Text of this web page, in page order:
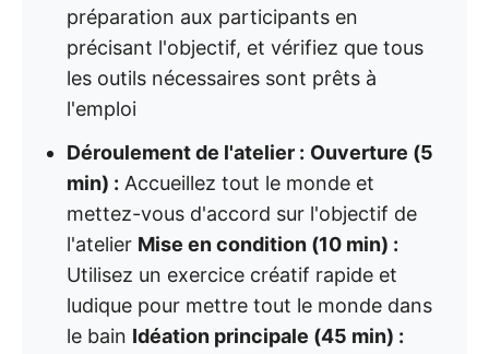
préparation aux participants en
précisant l'objectif, et vérifiez que tous
les outils nécessaires sont prêts à
l'emploi
Déroulement de l'atelier : Ouverture (5
min) : Accueillez tout le monde et
mettez-vous d'accord sur l'objectif de
l'atelier Mise en condition (10 min) :
Utilisez un exercice créatif rapide et
ludique pour mettre tout le monde dans
le bain Idéation principale (45 min) :